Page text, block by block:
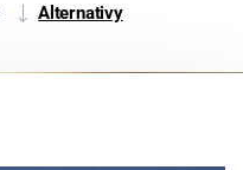
Alternativy